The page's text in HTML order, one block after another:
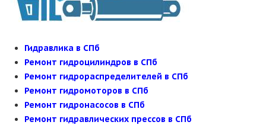
Гидравлика в СПб
Ремонт гидроцилиндров в СПб
Ремонт гидрораспределителей в СПб
Ремонт гидромоторов в СПб
Ремонт гидронасосов в СПб
Ремонт гидравлических прессов в СПб